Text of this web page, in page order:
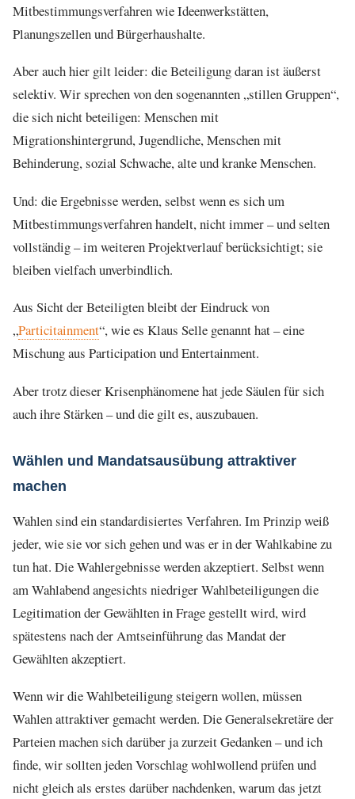
Mitbestimmungsverfahren wie Ideenwerkstätten,
Planungszellen und Bürgerhaushalte.
Aber auch hier gilt leider: die Beteiligung daran ist äußerst
selektiv. Wir sprechen von den sogenannten „stillen Gruppen“,
die sich nicht beteiligen: Menschen mit
Migrationshintergrund, Jugendliche, Menschen mit
Behinderung, sozial Schwache, alte und kranke Menschen.
Und: die Ergebnisse werden, selbst wenn es sich um
Mitbestimmungsverfahren handelt, nicht immer – und selten
vollständig – im weiteren Projektverlauf berücksichtigt; sie
bleiben vielfach unverbindlich.
Aus Sicht der Beteiligten bleibt der Eindruck von
„Particitainment“, wie es Klaus Selle genannt hat – eine
Mischung aus Participation und Entertainment.
Aber trotz dieser Krisenphänomene hat jede Säulen für sich
auch ihre Stärken – und die gilt es, auszubauen.
Wählen und Mandatsausübung attraktiver
machen
Wahlen sind ein standardisiertes Verfahren. Im Prinzip weiß
jeder, wie sie vor sich gehen und was er in der Wahlkabine zu
tun hat. Die Wahlergebnisse werden akzeptiert. Selbst wenn
am Wahlabend angesichts niedriger Wahlbeteiligungen die
Legitimation der Gewählten in Frage gestellt wird, wird
spätestens nach der Amtseinführung das Mandat der
Gewählten akzeptiert.
Wenn wir die Wahlbeteiligung steigern wollen, müssen
Wahlen attraktiver gemacht werden. Die Generalsekretäre der
Parteien machen sich darüber ja zurzeit Gedanken – und ich
finde, wir sollten jeden Vorschlag wohlwollend prüfen und
nicht gleich als erstes darüber nachdenken, warum das jetzt